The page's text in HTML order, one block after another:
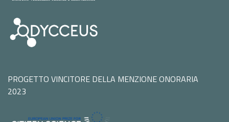
PROGETTO VINCITORE DELLA MENZIONE ONORARIA
2023